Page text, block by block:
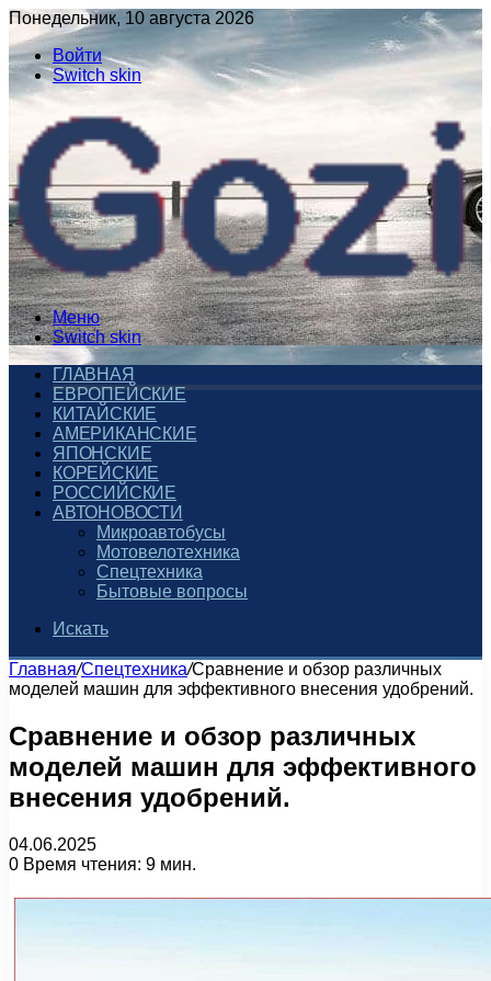
Понедельник, 10 августа 2026
Войти
Switch skin
Меню
Switch skin
ГЛАВНАЯ
ЕВРОПЕЙСКИЕ
КИТАЙСКИЕ
АМЕРИКАНСКИЕ
ЯПОНСКИЕ
КОРЕЙСКИЕ
РОССИЙСКИЕ
АВТОНОВОСТИ
Микроавтобусы
Мотовелотехника
Спецтехника
Бытовые вопросы
Искать
Главная/Спецтехника/Сравнение и обзор различных
моделей машин для эффективного внесения удобрений.
Сравнение и обзор различных
моделей машин для эффективного
внесения удобрений.
04.06.2025
0 Время чтения: 9 мин.